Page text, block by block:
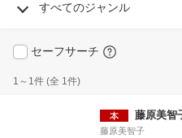
すべてのジャンル
セーフサーチ
1～1件 (全 1件)
藤原美智
藤原美智子